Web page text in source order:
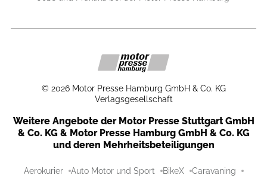
© 2026 Motor Presse Hamburg GmbH & Co. KG
Verlagsgesellschaft
Weitere Angebote der Motor Presse Stuttgart GmbH
& Co. KG & Motor Presse Hamburg GmbH & Co. KG
und deren Mehrheitsbeteiligungen
Aerokurier Auto Motor und Sport BikeX Caravaning